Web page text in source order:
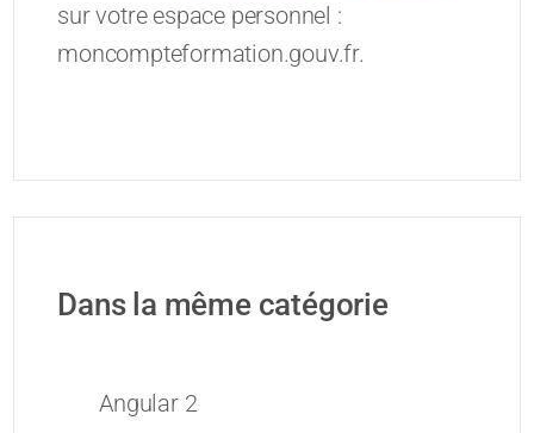
sur votre espace personnel :
moncompteformation.gouv.fr.
Dans la même catégorie
Angular 2